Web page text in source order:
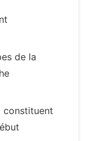
de la
constituent